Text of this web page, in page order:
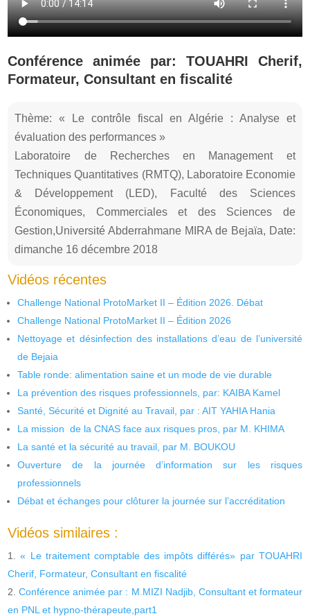
Conférence animée par: TOUAHRI Cherif,
Formateur, Consultant en fiscalité
Thème: « Le contrôle fiscal en Algérie : Analyse et
évaluation des performances »
Laboratoire de Recherches en Management et
Techniques Quantitatives (RMTQ), Laboratoire Economie
& Développement (LED), Faculté des Sciences
Économiques, Commerciales et des Sciences de
Gestion,Université Abderrahmane MIRA de Bejaïa, Date:
dimanche 16 décembre 2018
Vidéos récentes
Challenge National ProtoMarket II – Édition 2026. Débat
Challenge National ProtoMarket II – Édition 2026
Nettoyage et désinfection des installations d’eau de l’université
de Bejaia
Table ronde: alimentation saine et un mode de vie durable
La prévention des risques professionnels, par: KAIBA Kamel
Santé, Sécurité et Dignité au Travail, par : AIT YAHIA Hania
La mission de la CNAS face aux risques pros, par M. KHIMA
La santé et la sécurité au travail, par M. BOUKOU
Ouverture de la journée d’information sur les risques
professionnels
Débat et échanges pour clôturer la journée sur l’accréditation
Vidéos similaires :
« Le traitement comptable des impôts différés» par TOUAHRI
Cherif, Formateur, Consultant en fiscalité
Conférence animée par : M.MIZI Nadjib, Consultant et formateur
en PNL et hypno-thérapeute,part1